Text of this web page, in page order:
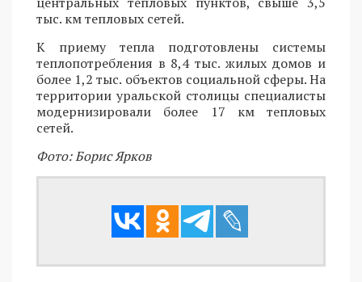
тыс. км тепловых сетей.
К приему тепла подготовлены системы
теплопотребления в 8,4 тыс. жилых домов и
более 1,2 тыс. объектов социальной сферы. На
территории уральской столицы специалисты
модернизировали более 17 км тепловых
сетей.
Фото: Борис Ярков